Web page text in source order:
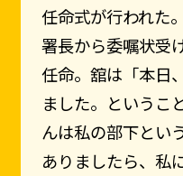
任命式が行われた
署長から委嘱状受
任命。舘は「本日
ました。というこ
んは私の部下とい
ありましたら、私